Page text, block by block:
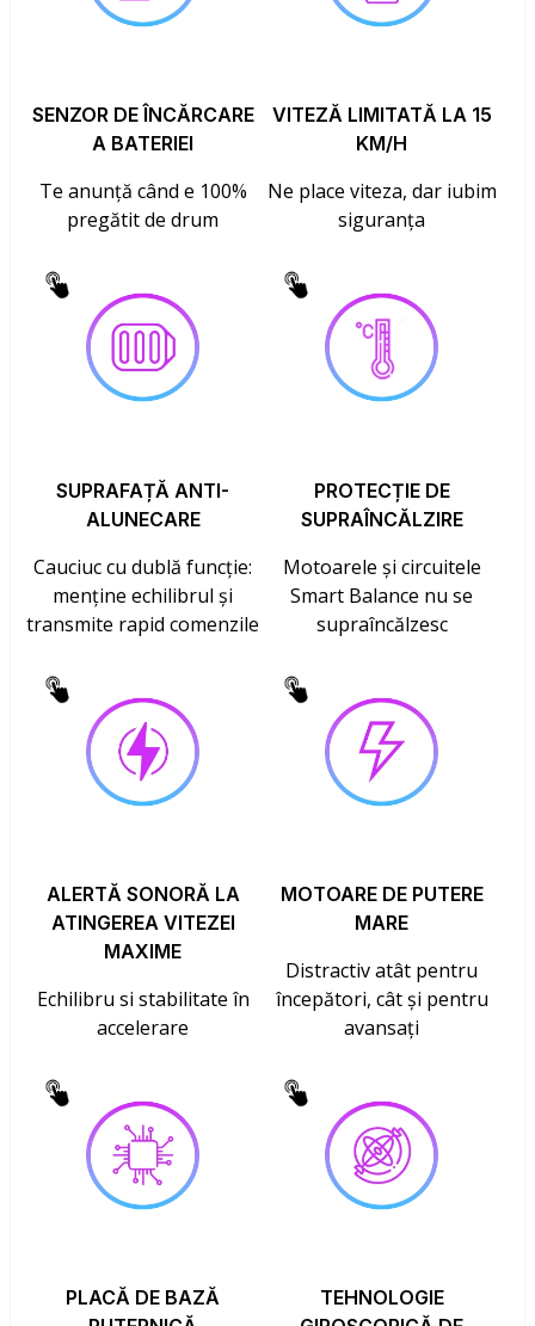
SENZOR DE ÎNCĂRCARE
A BATERIEI
Te anunță când e 100%
pregătit de drum
VITEZĂ LIMITATĂ LA 15
KM/H
Ne place viteza, dar iubim
siguranța
SUPRAFAȚĂ ANTI-
ALUNECARE
Cauciuc cu dublă funcție:
menține echilibrul și
transmite rapid comenzile
PROTECȚIE DE
SUPRAÎNCĂLZIRE
Motoarele și circuitele
Smart Balance nu se
supraîncălzesc
ALERTĂ SONORĂ LA
ATINGEREA VITEZEI
MAXIME
Echilibru si stabilitate în
accelerare
MOTOARE DE PUTERE
MARE
Distractiv atât pentru
începători, cât și pentru
avansați
PLACĂ DE BAZĂ
TEHNOLOGIE